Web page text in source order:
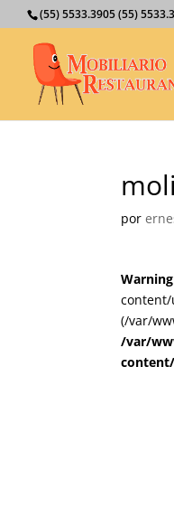
(55) 5533.3905 (55)
por
Warning
content/
(/var/
/var/